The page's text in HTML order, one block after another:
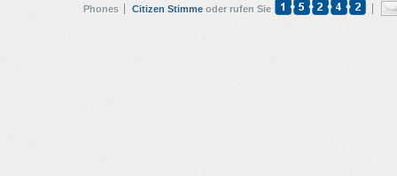
Phones
Citizen Stimme oder rufen Sie